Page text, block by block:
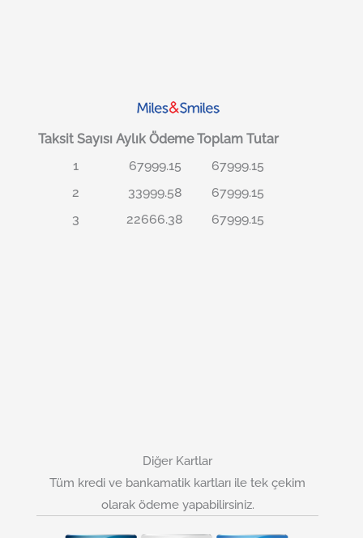
Taksit Sayısı Aylık Ödeme Toplam Tutar
1
67999.15
67999.15
2
33999.58
67999.15
3
22666.38 67999.15
Diğer Kartlar
Tüm kredi ve bankamatik kartları ile tek çekim
olarak ödeme yapabilirsiniz.